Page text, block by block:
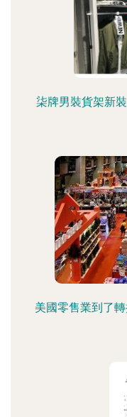
柒牌男裝貨架新
美國零售業到了